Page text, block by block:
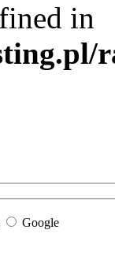
in
Google